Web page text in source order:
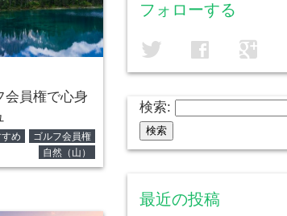
会員権で心身
め
ゴルフ会員権
自然（山）
フォローする
twitter facebook google
検索:
最近の投稿